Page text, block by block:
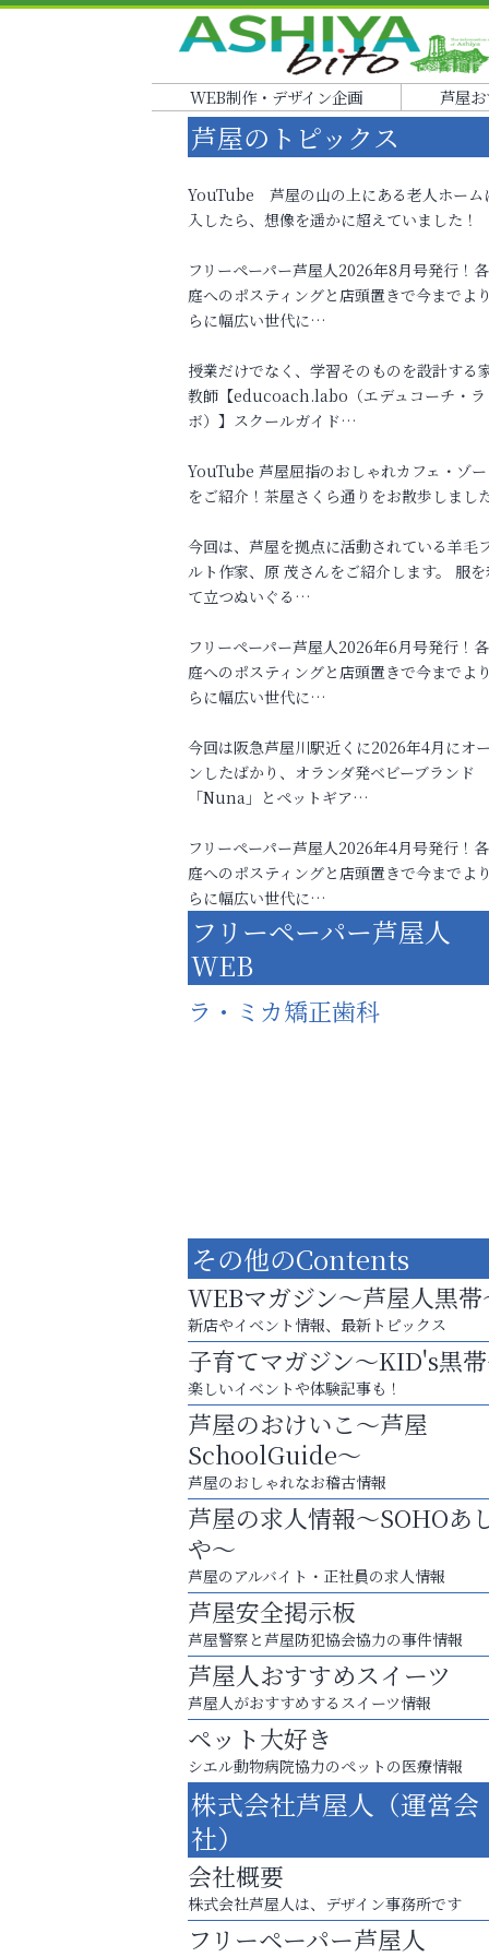
WEB制作・デザイン企画 芦屋
芦屋のトピックス
YouTube 芦屋の山の上にある老人ホーム
入したら、想像を遥かに超えていました！
フリーペーパー芦屋人2026年8月号発行！
庭へのポスティングと店頭置きで今までよ
らに幅広い世代に…
授業だけでなく、学習そのものを設計する
教師【educoach.labo（エデュコーチ・ラ
ボ）】スクールガイド…
YouTube 芦屋屈指のおしゃれカフェ・ゾ
をご紹介！茶屋さくら通りをお散歩しまし
今回は、芦屋を拠点に活動されている羊毛
ルト作家、原 茂さんをご紹介します。 服を
て立つぬいぐる…
フリーペーパー芦屋人2026年6月号発行！
庭へのポスティングと店頭置きで今までよ
らに幅広い世代に…
今回は阪急芦屋川駅近くに2026年4月にオ
ンしたばかり、オランダ発ベビーブランド
「Nuna」とペットギア…
フリーペーパー芦屋人2026年4月号発行！
庭へのポスティングと店頭置きで今までよ
らに幅広い世代に…
フリーペーパー芦屋人
WEB
ラ・ミカ矯正歯科
お一人おひとりに合う治療をご提案
口元から始まる、自分らしい毎日を
Y-SPIRAL（ワイスパイラル
運動不足「動かない」を解消しませんか？
便利屋ファースト
その他のContents
WEBマガジン～芦屋人黒帯
新店やイベント情報、最新トピックス
子育てマガジン～KID's黒
楽しいイベントや体験記事も！
芦屋のおけいこ～芦屋
SchoolGuide～
芦屋のおしゃれなお稽古情報
芦屋の求人情報～SOHOあ
や～
芦屋のアルバイト・正社員の求人情報
芦屋安全掲示板
芦屋警察と芦屋防犯協会協力の事件情報
芦屋人おすすめスイーツ
芦屋人がおすすめするスイーツ情報
ペット大好き
シエル動物病院協力のペットの医療情報
株式会社芦屋人（運営会
社）
会社概要
株式会社芦屋人は、デザイン事務所です
フリーペーパー芦屋人